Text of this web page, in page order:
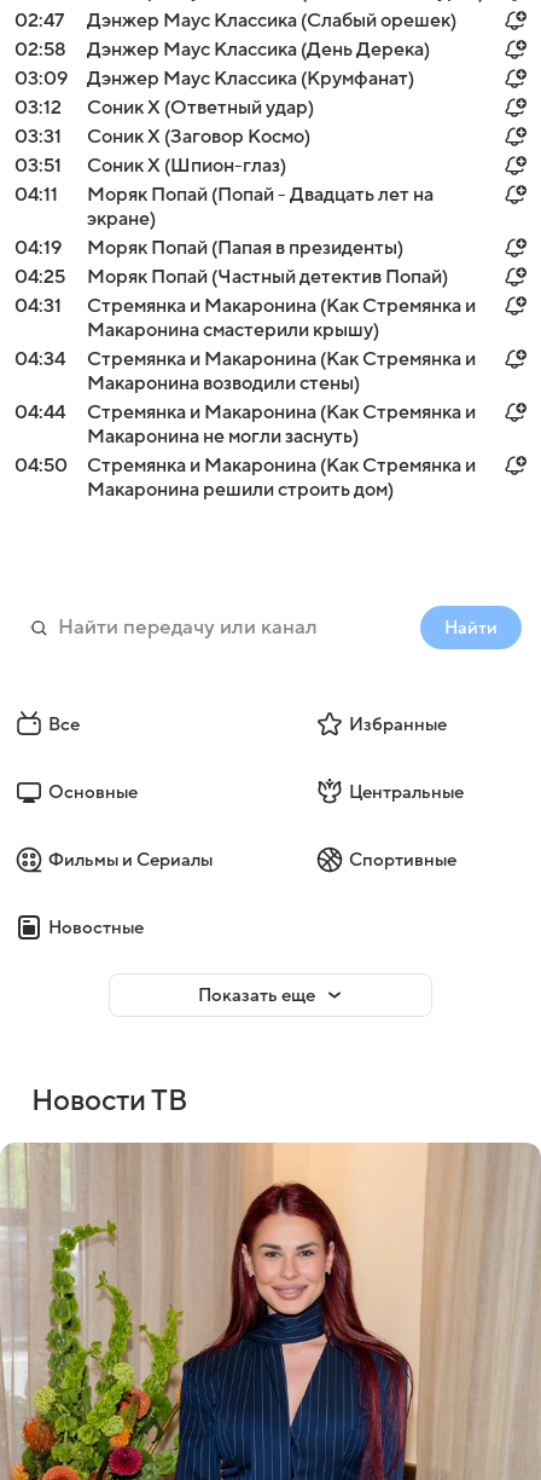
02:47
Дэнжер Маус Классика (Слабый орешек)
02:58
Дэнжер Маус Классика (День Дерека)
03:09
Дэнжер Маус Классика (Крумфанат)
03:12
Соник Х (Ответный удар)
03:31
Соник Х (Заговор Космо)
03:51
Соник Х (Шпион-глаз)
04:11
Моряк Попай (Попай - Двадцать лет на
экране)
04:19
Моряк Попай (Папая в президенты)
04:25
Моряк Попай (Частный детектив Попай)
04:31
Стремянка и Макаронина (Как Стремянка и
Макаронина смастерили крышу)
04:34
Стремянка и Макаронина (Как Стремянка и
Макаронина возводили стены)
04:44
Стремянка и Макаронина (Как Стремянка и
Макаронина не могли заснуть)
04:50
Стремянка и Макаронина (Как Стремянка и
Макаронина решили строить дом)
Найти
Все Избранные
Основные Центральные
Фильмы и Сериалы Спортивные
Новостные
Показать еще
Новости ТВ